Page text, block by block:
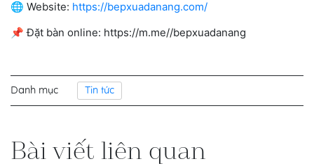
🌐 Website: https://bepxuadanang.com/
📌 Đặt bàn online: https://m.me//bepxuadanang
Danh mục Tin tức
Bài viết liên quan